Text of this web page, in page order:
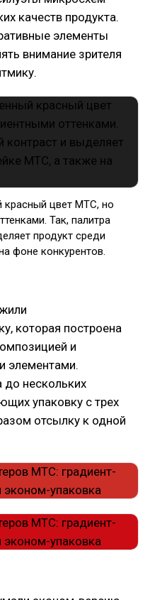
качеств продукта.
элементы
внимание зрителя
цвет МТС, но
Так, палитра
продукт среди
фоне конкурентов.
которая построена
и
элементами.
до нескольких
упаковку с трех
отсылку к одной